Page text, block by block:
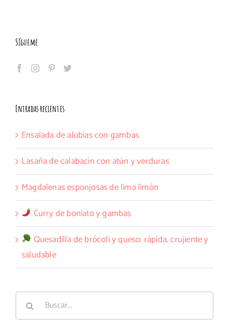
Sígueme
Entradas recientes
Ensalada de alubias con gambas
Lasaña de calabacín con atún y verduras
Magdalenas esponjosas de lima limón
Curry de boniato y gambas
Quesadilla de brócoli y queso: rápida, crujiente y
saludable